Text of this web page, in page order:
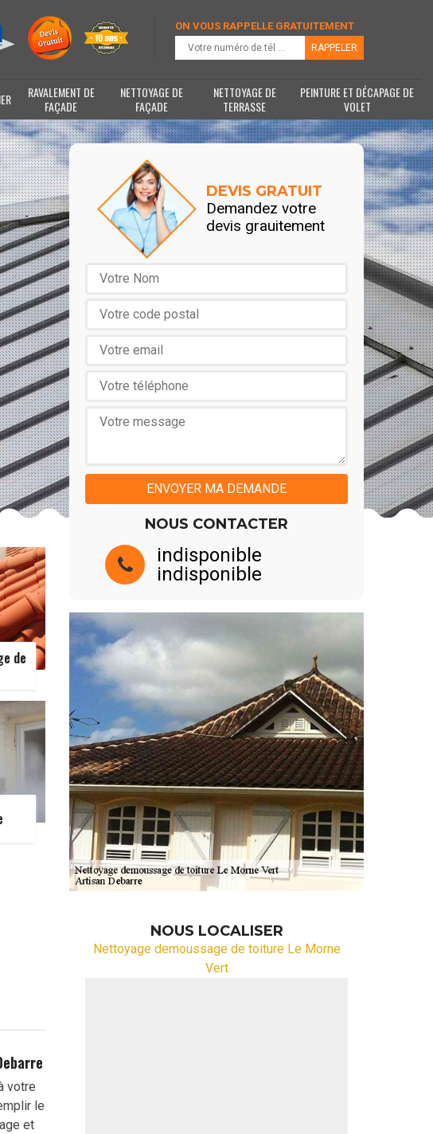
ON VOUS RAPPELLE GRATUITEMENT
RAVALEMENT DE
FAÇADE
NETTOYAGE DE
FAÇADE
NETTOYAGE DE
TERRASSE
PEINTURE ET DÉCAPAGE DE
VOLET
de
votre
le
et
DEVIS GRATUIT
Demandez votre
devis grauitement
NOUS CONTACTER
indisponible
indisponible
NOUS LOCALISER
Nettoyage demoussage de toiture Le Morne
Vert